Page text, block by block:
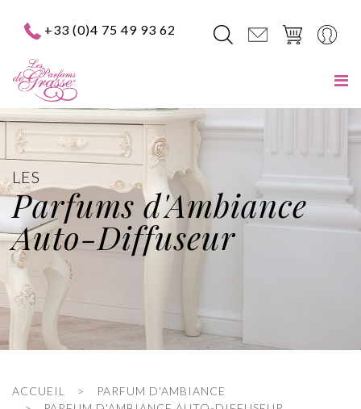
+33 (0)4 75 49 93 62
LES
Parfums d'Ambiance
Auto-Diffuseur
ACCUEIL
PARFUM D'AMBIANCE